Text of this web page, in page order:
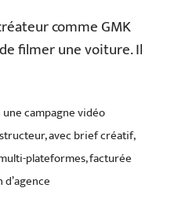
comme GMK
filmer une voiture. Il
campagne vidéo
avec brief créatif,
plateformes, facturée